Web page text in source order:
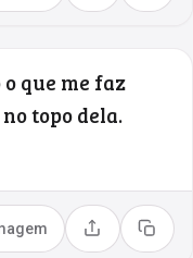
que me faz
topo dela.
Compartilhar
Copiar